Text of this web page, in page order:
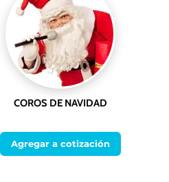
COROS DE NAVIDAD
Agregar a cotización